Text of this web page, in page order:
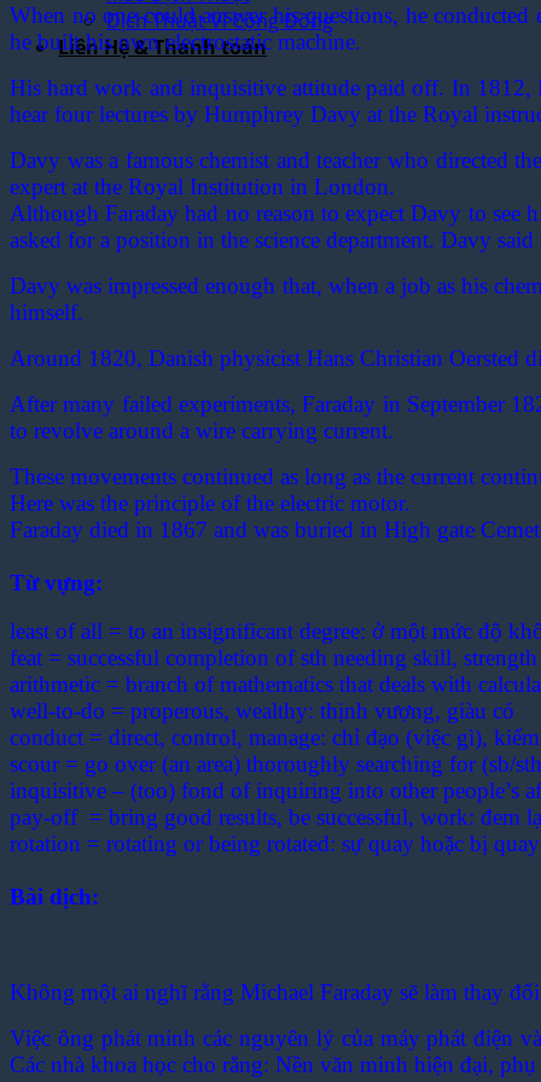
Dịch Thuật Vì Cộng Đồng
Liên Hệ & Thanh toán
When no one could answer his questions, he
he built his own electrostatic machine.
His hard work and inquisitive attitude paid off. In 1812,
hear four lectures by Humphrey Davy at the Royal
Davy was a famous chemist and teacher who directed
expert at the Royal Institution in London.
Although Faraday had no reason to expect Davy to see
asked for a position in the science department. Davy
Davy was impressed enough that, when a job as his
himself.
Around 1820, Danish physicist Hans Christian Oersted
After many failed experiments, Faraday in September
to revolve around a wire carrying current.
These movements continued as long as the current
Here was the principle of the electric motor.
Faraday died in 1867 and was buried in High gate
Từ vựng:
least of all = to an insignificant degree: ở một mức độ
feat = successful completion of sth needing skill,
arithmetic = branch of mathematics that deals with
well-to-do = properous, wealthy: thịnh vượng, giàu có
conduct = direct, control, manage: chỉ đạo (việc gì),
scour = go over (an area) thoroughly searching for (sb/
inquisitive – (too) fond of inquiring into other people’s
pay-off = bring good results, be successful, work: đem
rotation = rotating or being rotated: sự quay hoặc bị quay
Bài dịch:
Không một ai nghĩ rằng Michael Faraday sẽ làm thay
Việc ông phát minh các nguyên lý của máy phát điện
Các nhà khoa học cho rằng: Nền văn minh hiện đại,